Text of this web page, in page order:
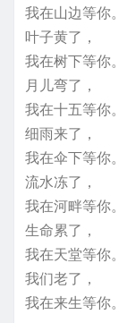
我在山边等你。
叶子黄了，
我在树下等你。
月儿弯了，
我在十五等你。
细雨来了，
我在伞下等你。
流水冻了，
我在河畔等你。
生命累了，
我在天堂等你。
我们老了，
我在来生等你。